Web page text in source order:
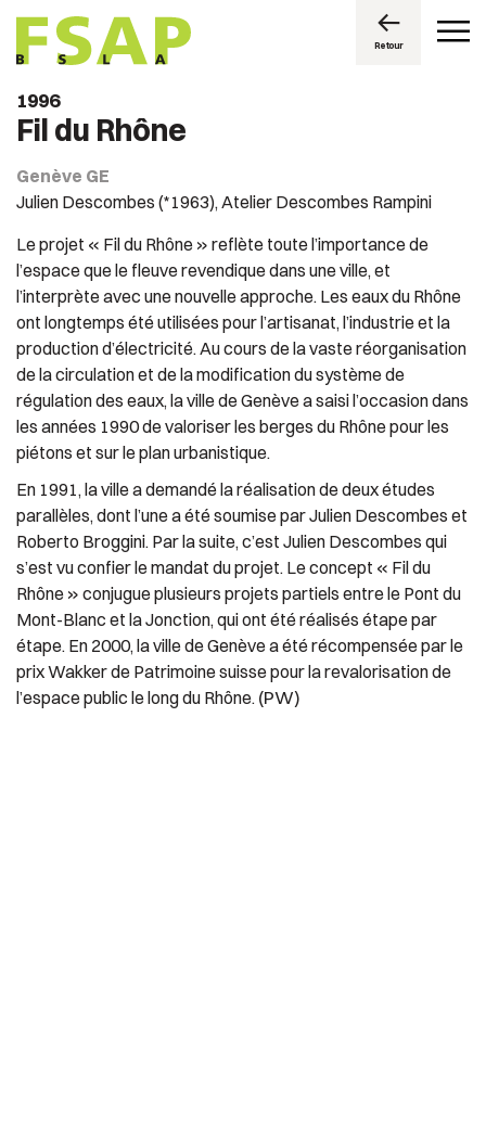
Retour
1996
Fil du Rhône
Genève GE
Julien Descombes (*1963), Atelier Descombes Rampini
Le projet « Fil du Rhône » reflète toute l’importance de
l’espace que le fleuve revendique dans une ville, et
l’interprète avec une nouvelle approche. Les eaux du Rhône
ont longtemps été utilisées pour l’artisanat, l’industrie et la
production d’électricité. Au cours de la vaste réorganisation
de la circulation et de la modification du système de
régulation des eaux, la ville de Genève a saisi l’occasion dans
les années 1990 de valoriser les berges du Rhône pour les
piétons et sur le plan urbanistique.
En 1991, la ville a demandé la réalisation de deux études
parallèles, dont l’une a été soumise par Julien Descombes et
Roberto Broggini. Par la suite, c’est Julien Descombes qui
s’est vu confier le mandat du projet. Le concept « Fil du
Rhône » conjugue plusieurs projets partiels entre le Pont du
Mont-Blanc et la Jonction, qui ont été réalisés étape par
étape. En 2000, la ville de Genève a été récompensée par le
prix Wakker de Patrimoine suisse pour la revalorisation de
l’espace public le long du Rhône. (PW)